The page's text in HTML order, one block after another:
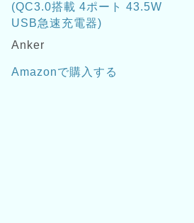
(QC3.0搭載 4ポート 43.5W
USB急速充電器)
Anker
Amazonで購入する